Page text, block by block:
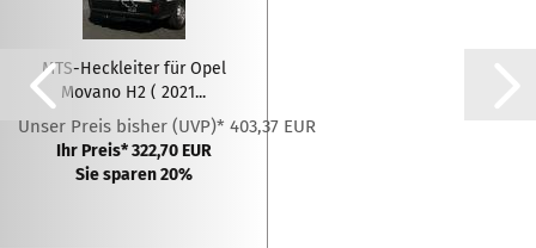
MTS-Heckleiter für Opel
Movano H2 ( 2021...
Unser Preis bisher (UVP)* 403,37 EUR
Ihr Preis* 322,70 EUR
Sie sparen 20%